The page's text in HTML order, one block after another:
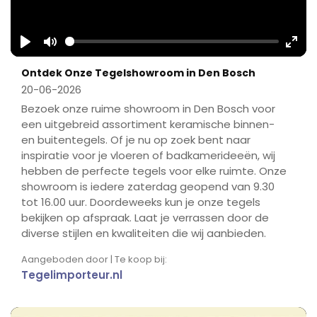
Play Mute
Ontdek Onze Tegelshowroom in Den Bosch
20-06-2026
Bezoek onze ruime showroom in Den Bosch voor
een uitgebreid assortiment keramische binnen-
en buitentegels. Of je nu op zoek bent naar
inspiratie voor je vloeren of badkamerideeën, wij
hebben de perfecte tegels voor elke ruimte. Onze
showroom is iedere zaterdag geopend van 9.30
tot 16.00 uur. Doordeweeks kun je onze tegels
bekijken op afspraak. Laat je verrassen door de
diverse stijlen en kwaliteiten die wij aanbieden.
Aangeboden door | Te koop bij:
Tegelimporteur.nl